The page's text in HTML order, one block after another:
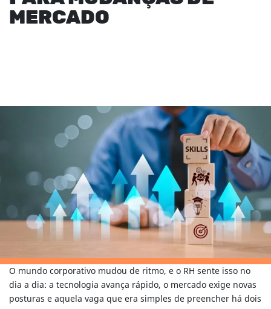
MERCADO
O mundo corporativo mudou de ritmo, e o RH sente isso no
dia a dia: a tecnologia avança rápido, o mercado exige novas
posturas e aquela vaga que era simples de preencher há dois